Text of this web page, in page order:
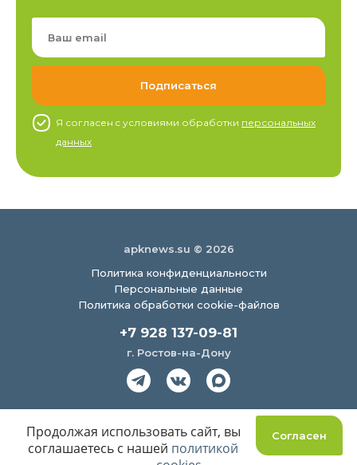
Я согласен c условиями обработки персональных
данных
apknews.su © 2026
Политика конфиденциальности
Персональные данные
Политика обработки cookie-файлов
+7 928 137-09-81
г. Ростов-на-Дону
Согласен
Продолжая использовать сайт, вы
соглашаетесь с нашей политикой